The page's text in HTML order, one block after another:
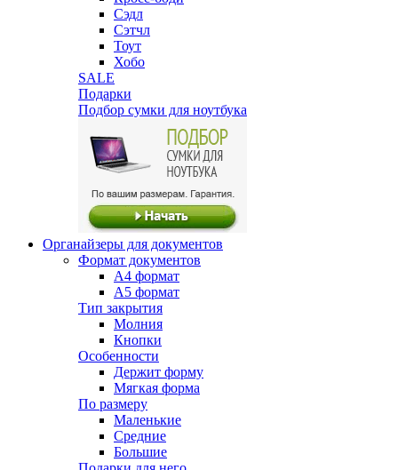
Сэдл
Сэтчл
Тоут
Хобо
SALE
Подарки
Подбор сумки для ноутбука
Органайзеры для документов
Формат документов
А4 формат
А5 формат
Тип закрытия
Молния
Кнопки
Особенности
Держит форму
Мягкая форма
По размеру
Маленькие
Средние
Большие